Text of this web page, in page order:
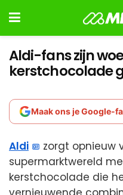
Aldi-fans zijn
kerstchocolade
Maak ons je Google-
Aldi
zorgt opnieuw
supermarktwereld
kerstchocolade die